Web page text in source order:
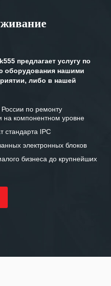
отметить высокую
помочь в самых сложных
ценим сложившиеся
партнерские
и искренне желаем
компании «555» долгих
и процветания.
предлагает услугу по
оборудования нашими
либо в нашей
по ремонту
на компонентном уровне
стандарта IPC
электронных блоков
бизнеса до крупнейших